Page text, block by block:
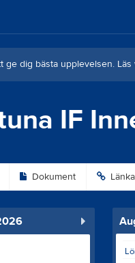
ge dig bästa upplevelsen.
IF
Dokument